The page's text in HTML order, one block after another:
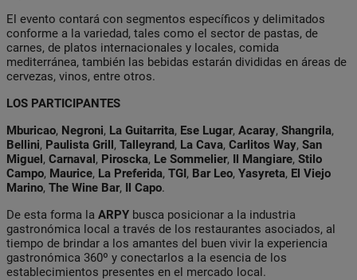
El evento contará con segmentos específicos y delimitados
conforme a la variedad, tales como el sector de pastas, de
carnes, de platos internacionales y locales, comida
mediterránea, también las bebidas estarán divididas en áreas de
cervezas, vinos, entre otros.
LOS PARTICIPANTES
Mburicao, Negroni, La Guitarrita, Ese Lugar, Acaray, Shangrila,
Bellini, Paulista Grill, Talleyrand, La Cava, Carlitos Way, San
Miguel, Carnaval, Piroscka, Le Sommelier, Il Mangiare, Stilo
Campo, Maurice, La Preferida, TGI, Bar Leo, Yasyreta, El Viejo
Marino, The Wine Bar, Il Capo.
De esta forma la ARPY busca posicionar a la industria
gastronómica local a través de los restaurantes asociados, al
tiempo de brindar a los amantes del buen vivir la experiencia
gastronómica 360º y conectarlos a la esencia de los
establecimientos presentes en el mercado local.